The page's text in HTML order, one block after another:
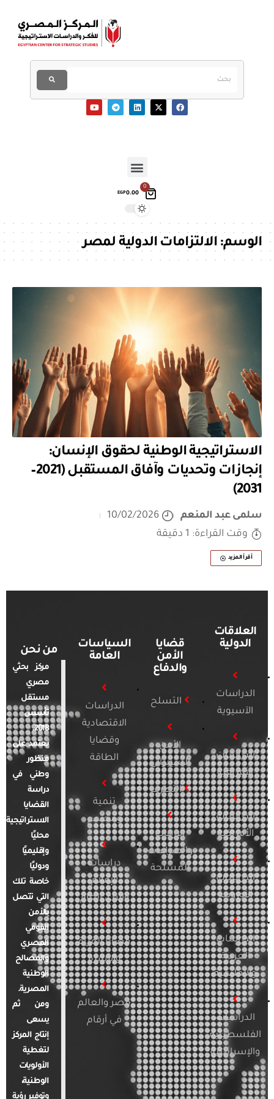
0
EGP0.00
الوسم:الالتزامات الدولية لمصر
الاستراتيجية الوطنية لحقوق الإنسان:
إنجازات وتحديات وآفاق المستقبل (2021–
2031)
سلمى عبد المنعم
10/02/2026
وقت القراءة: 1 دقيقة
أقرأ المزيد
العلاقات
الدولية
الدراسات
الآسيوية
الدراسات
الأفريقية
الدراسات
الأمريكية
الدراسات
الأوروبية
الدراسات
العربية
والإقليمية
الدراسات
الفلسطينية
والإسرائيلية
قضايا
الأمن
والدفاع
التسلح
الأمن
السيبراني
التطرف
الإرهاب
والصراعات
المسلحة
السياسات
العامة
الدراسات
الاقتصادية
وقضايا
الطاقة
تنمية
ومجتمع
دراسات
الإعلام
والرأي العام
قضايا المرأة
والأسرة
مصر والعالم
في أرقام
من نحن
مركز بحثي
مصري
مستقل
تأسس
2018.
يعتمد على
منظور
وطني في
دراسة
القضايا
الاستراتيجية
محليًا
وإقليميًا
ودوليًا
خاصة تلك
التي تتصل
بالأمن
القومي
المصري
والمصالح
الوطنية
المصرية.
ومن ثم
يسعى
إنتاج المركز
لتغطية
الأولويات
الوطنية،
وتوفير رؤية